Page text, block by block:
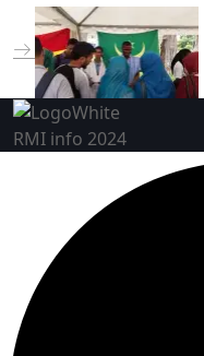
RMI info 2024